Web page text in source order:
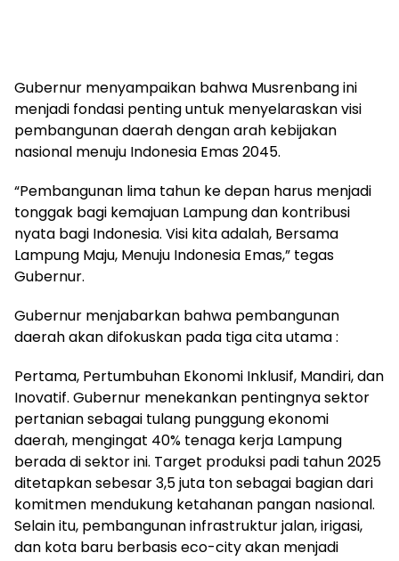
Gubernur menyampaikan bahwa Musrenbang ini
menjadi fondasi penting untuk menyelaraskan visi
pembangunan daerah dengan arah kebijakan
nasional menuju Indonesia Emas 2045.
“Pembangunan lima tahun ke depan harus menjadi
tonggak bagi kemajuan Lampung dan kontribusi
nyata bagi Indonesia. Visi kita adalah, Bersama
Lampung Maju, Menuju Indonesia Emas,” tegas
Gubernur.
Gubernur menjabarkan bahwa pembangunan
daerah akan difokuskan pada tiga cita utama :
Pertama, Pertumbuhan Ekonomi Inklusif, Mandiri, dan
Inovatif. Gubernur menekankan pentingnya sektor
pertanian sebagai tulang punggung ekonomi
daerah, mengingat 40% tenaga kerja Lampung
berada di sektor ini. Target produksi padi tahun 2025
ditetapkan sebesar 3,5 juta ton sebagai bagian dari
komitmen mendukung ketahanan pangan nasional.
Selain itu, pembangunan infrastruktur jalan, irigasi,
dan kota baru berbasis eco-city akan menjadi